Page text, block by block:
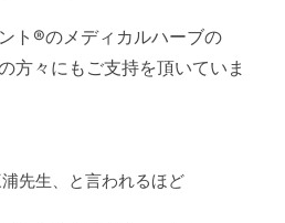
ト®のメディカルハーブの
方々にもご支持を頂いていま
先生、と言われるほど